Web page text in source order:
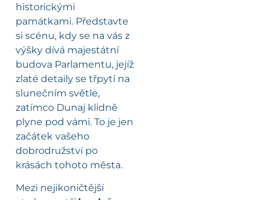
historickými
památkami. Představte
si scénu, kdy se na vás z
výšky dívá majestátní
budova Parlamentu, jejíž
zlaté detaily se třpytí na
slunečním světle,
zatímco Dunaj klidně
plyne pod vámi. To je jen
začátek vašeho
dobrodružství po
krásách tohoto města.
Mezi nejikoničtější